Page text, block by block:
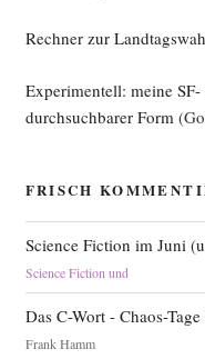
Rechner zur
Experimentell: meine
durchsuchbarer Form
FRISCH
Science Fiction im Juni
Science Fiction und
Das C-Wort - Chaos-
Frank Hamm